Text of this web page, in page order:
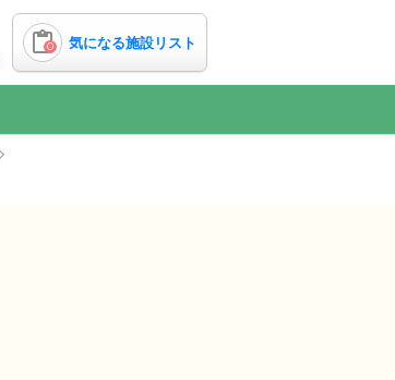
0 気になる施設リスト